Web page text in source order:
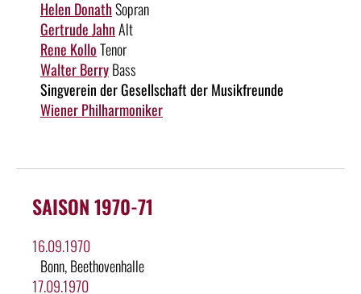
Helen DonathSopran
Gertrude JahnAlt
Rene KolloTenor
Walter BerryBass
Singverein der Gesellschaft der Musikfreunde
Wiener Philharmoniker
SAISON 1970-71
16.09.1970
Bonn, Beethovenhalle
17.09.1970